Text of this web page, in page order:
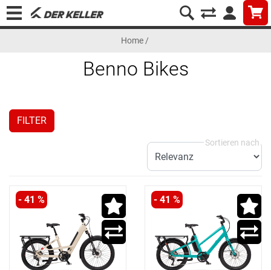
Home/
Benno Bikes
FILTER
- 41 % - 41 %